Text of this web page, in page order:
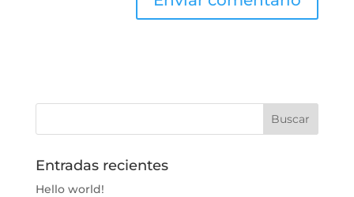
Entradas recientes
Hello world!